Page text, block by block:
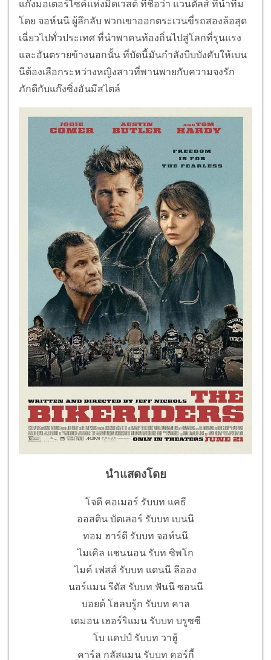
แก๊งมอเตอร์ไซค์แห่งมิดเวสต์ ที่ชื่อว่า แวนดัลส์ ที่นำทีม
โดย จอห์นนี ผู้ลึกลับ พวกเขาออกตระเวนขี่รถสองล้อสุด
เฉี่ยวไปทั่วประเทศ ที่นำพาคนท้องถิ่นไปสู่โลกที่รุนแรง
และอันตรายข้างนอกนั้น ที่บัดนี้มันกำลังบีบบังคับให้เบน
นีต้องเลือกระหว่างหญิงสาวที่พานพายกับความจงรัก
ภักดีกับแก๊งซิ่งอันมีสไตล์
นำแสดงโดย
โจดี คอเมอร์ รับบท แคธี
ออสติน บัตเลอร์ รับบท เบนนี
ทอม ฮาร์ดี รับบท จอห์นนี
ไมเคิล แชนนอน รับท ซิพโก
ไมค์ เฟสส์ รับบท แดนนี ลีออง
นอร์แมน รีดัส รับบท ฟันนี ซอนนี
บอยด์ โฮลบรู้ก รับบท คาล
เดมอน เฮอร์ริแมน รับบท บรูซซี
โบ แคปป์ รับบท วาฮู้
คาร์ล กลัสแมน รับบท คอร์กี้